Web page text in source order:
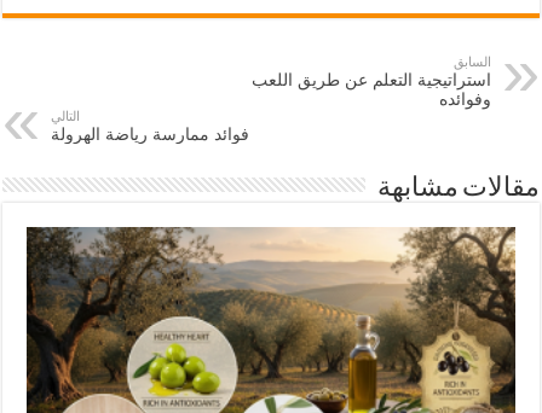
السابق
استراتيجية التعلم عن طريق اللعب
وفوائده
التالي
فوائد ممارسة رياضة الهرولة
مقالات مشابهة